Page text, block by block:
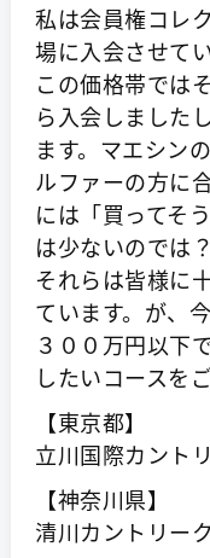
私は会員権コレ
場に入会させて
この価格帯では
ら入会しました
ます。マエシン
ルファーの方に
には「買ってそ
は少ないのでは
それらは皆様に
ています。が、
３００万円以下
したいコースを
【東京都】
立川国際カント
【神奈川県】
清川カントリー